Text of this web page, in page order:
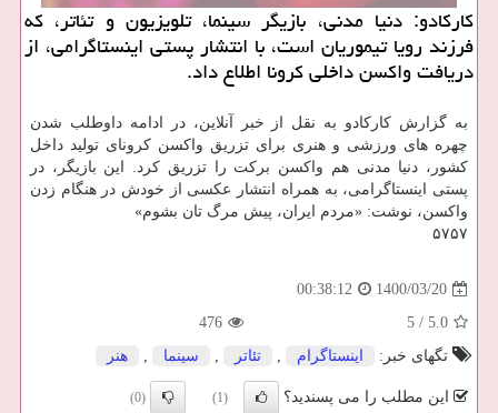
کارکادو: دنیا مدنی، بازیگر سینما، تلویزیون و تئاتر، که
فرزند رویا تیموریان است، با انتشار پستی اینستاگرامی، از
دریافت واکسن داخلی کرونا اطلاع داد.
به گزارش کارکادو به نقل از خبر آنلاین، در ادامه داوطلب شدن
چهره های ورزشی و هنری برای تزریق واکسن کرونای تولید داخل
کشور، دنیا مدنی هم واکسن برکت را تزریق کرد. این بازیگر، در
پستی اینستاگرامی، به همراه انتشار عکسی از خودش در هنگام زدن
واکسن، نوشت: «مردم ایران، پیش مرگ تان بشوم»
۵۷۵۷
1400/03/20
00:38:12
5.0
/
5
476
تگهای خبر:
اینستاگرام , تئاتر , سینما , هنر
این مطلب را می پسندید؟ (1)
(0)